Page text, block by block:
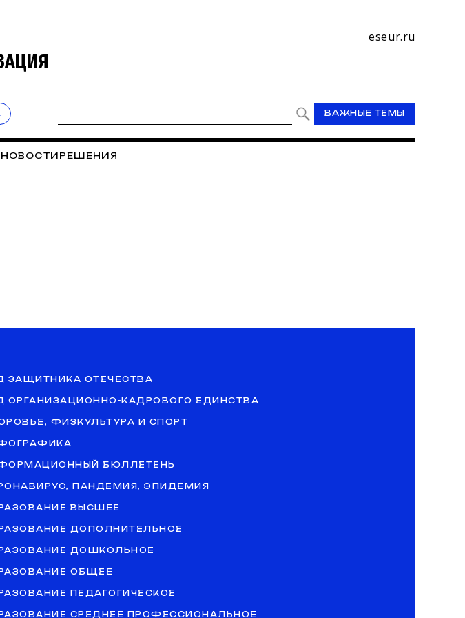
eseur.ru
ВАЖНЫЕ ТЕМЫ
НОВОСТИ РЕШЕНИЯ
ЗАЩИТНИКА ОТЕЧЕСТВА
ОРГАНИЗАЦИОННО-КАДРОВОГО ЕДИНСТВА
ФИЗКУЛЬТУРА И СПОРТ
БЮЛЛЕТЕНЬ
ПАНДЕМИЯ, ЭПИДЕМИЯ
ВЫСШЕЕ
ДОПОЛНИТЕЛЬНОЕ
ДОШКОЛЬНОЕ
ОБЩЕЕ
ПЕДАГОГИЧЕСКОЕ
СРЕДНЕЕ ПРОФЕССИОНАЛЬНОЕ